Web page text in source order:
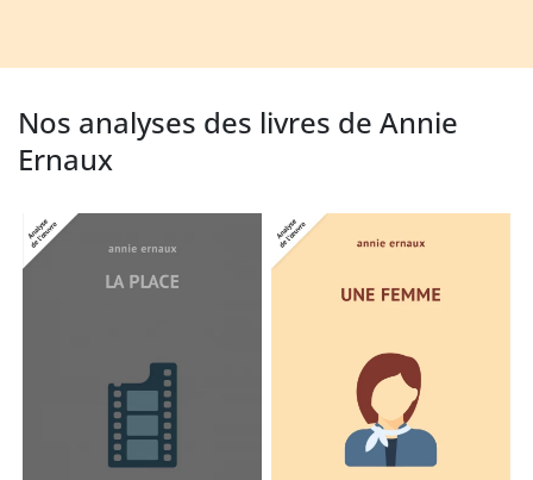
Nos analyses des livres de Annie
Ernaux